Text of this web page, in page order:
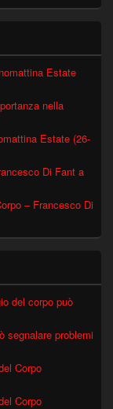
Estate
nella
Estate (26-
Di Fant a
– Francesco Di
del corpo può
segnalare problemi
Corpo
Corpo